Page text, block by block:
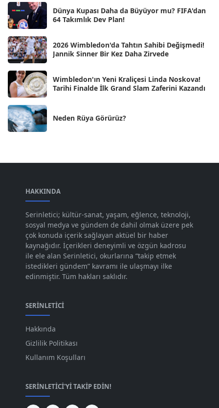
Eki 2024 [46]
Eyl 2024
Ağu 2024 [10]
Tem 2024
Haz 2024 [30]
Nis 2024 [59]
Ara 2023 [101]
Kas 2023
Eki 2023 [73]
Eyl 2023 [73]
Ağu 2023 [74]
Tem 2023 [76]
Haz 2023
May 2023
Nis 2023
Mar 2023
Oca 2023 [87]
Dünya Kupası Daha da Büyüyor mu? FIFA'dan
64 Takımlık Dev Plan!
2026 Wimbledon'da Tahtın Sahibi Değişmedi!
Jannik Sinner Bir Kez Daha Zirvede
Wimbledon'ın Yeni Kraliçesi Linda Noskova!
Tarihi Finalde İlk Grand Slam Zaferini Kazandı
Neden Rüya Görürüz?
HAKKINDA
Serinletici; kültür-sanat, yaşam, eğlence, teknoloji,
sosyal medya ve gündem de dahil olmak üzere pek
çok konuda içerik sağlayan aktüel bir haber
kaynağıdır. İçerikleri deneyimli ve özgün kadrosu
ile ele alan Serinletici, okurlarına “takip etmek
istedikleri gündem” kavramı ile ulaşmayı ilke
edinmiştir. Tüm hakları saklıdır.
SERINLETICI
Hakkında
Gizlilik Politikası
Kullanım Koşulları
SERINLETICI'YI TAKIP EDIN!